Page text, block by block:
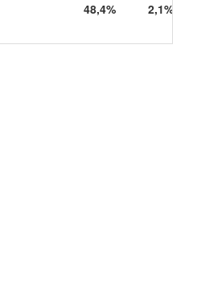
48,4% 2,1%